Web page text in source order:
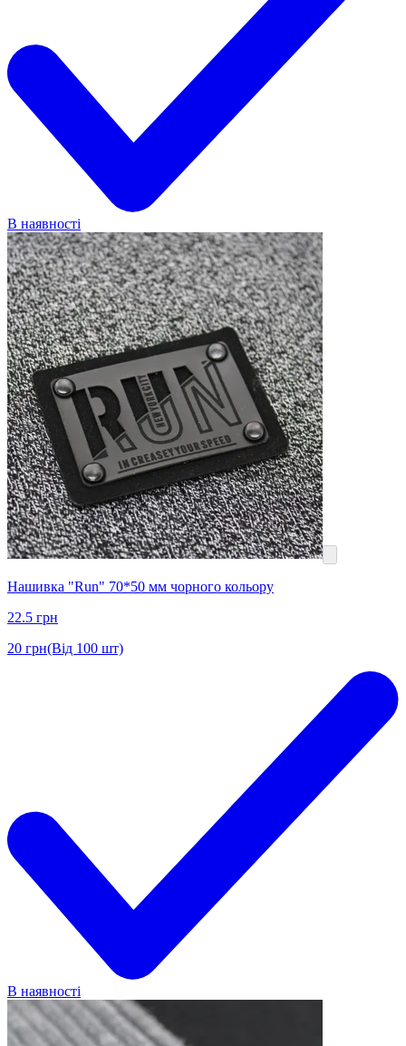
В наявності
Нашивка "Run" 70*50 мм чорного кольору
22.5 грн
20 грн(Від 100 шт)
В наявності